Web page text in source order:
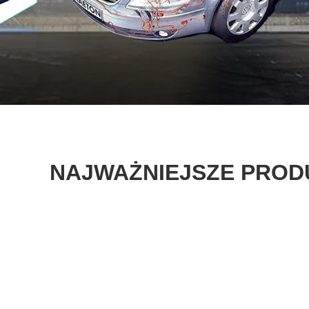
NAJWAŻNIEJSZE